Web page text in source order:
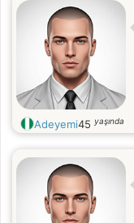
Adeyemi45 yaşında